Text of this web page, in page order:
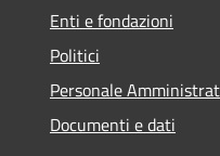
Enti e fondazioni
Politici
Personale
Documenti e dati